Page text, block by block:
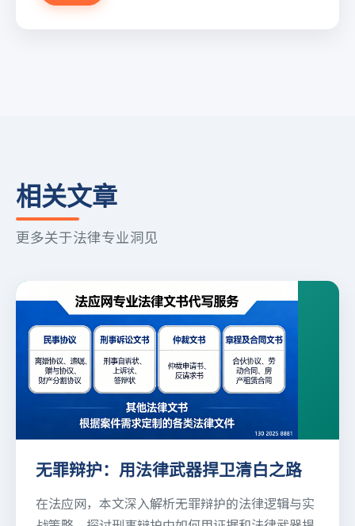
相关文章
更多关于法律专业洞见
无罪辩护：用法律武器捍卫清白之路
在法应网，本文深入解析无罪辩护的法律逻辑与实